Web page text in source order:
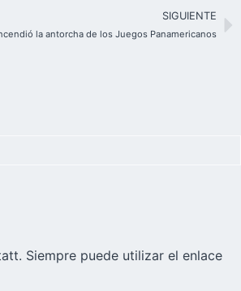
SIGUIENTE
la antorcha de los Juegos Panamericanos
Siempre puede utilizar el enlace